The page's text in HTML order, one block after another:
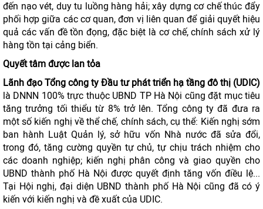
đến nạo vét, duy tu luồng hàng hải; xây dựng cơ chế thúc đẩy
phối hợp giữa các cơ quan, đơn vị liên quan để giải quyết hiệu
quả các vấn đề tồn đọng, đặc biệt là cơ chế, chính sách xử lý
hàng tồn tại cảng biển.
Quyết tâm được lan tỏa
Lãnh đạo Tổng công ty Đầu tư phát triển hạ tầng đô thị (UDIC)
là DNNN 100% trực thuộc UBND TP Hà Nội cũng đặt mục tiêu
tăng trưởng tối thiểu từ 8% trở lên. Tổng công ty đã đưa ra
một số kiến nghị về thể chế, chính sách, cụ thể: Kiến nghị sớm
ban hành Luật Quản lý, sở hữu vốn Nhà nước đã sửa đổi,
trong đó, tăng cường quyền tự chủ, tự chịu trách nhiệm cho
các doanh nghiệp; kiến nghị phân công và giao quyền cho
UBND thành phố Hà Nội được quyết định tăng vốn điều lệ...
Tại Hội nghị, đại diện UBND thành phố Hà Nội cũng đã có ý
kiến với kiến nghị và đề xuất của UDIC.